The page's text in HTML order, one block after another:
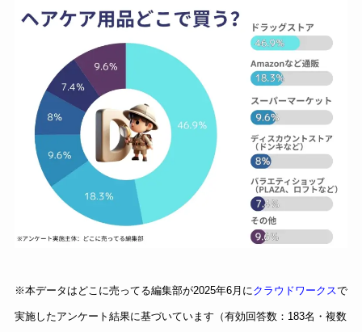
※本データはどこに売ってる編集部が2025年6月にクラウドワークスで
実施したアンケート結果に基づいています（有効回答数：183名・複数